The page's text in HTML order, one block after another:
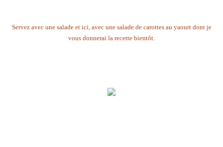
Servez avec une salade et ici, avec une salade de carottes au yaourt dont je
vous donnerai la recette bientôt.